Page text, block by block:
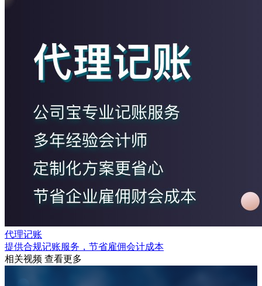
代理记账
提供合规记账服务，节省雇佣会计成本
相关视频 查看更多